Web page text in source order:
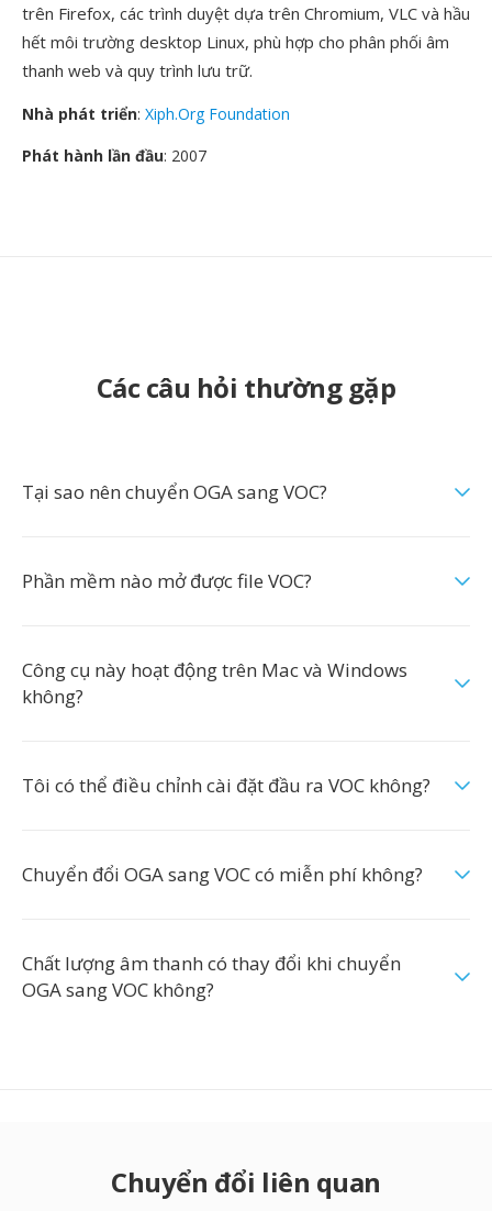
trên Firefox, các trình duyệt dựa trên Chromium, VLC và hầu
hết môi trường desktop Linux, phù hợp cho phân phối âm
thanh web và quy trình lưu trữ.
Nhà phát triển: Xiph.Org Foundation
Phát hành lần đầu: 2007
Các câu hỏi thường gặp
Tại sao nên chuyển OGA sang VOC?
Phần mềm nào mở được file VOC?
Công cụ này hoạt động trên Mac và Windows
không?
Tôi có thể điều chỉnh cài đặt đầu ra VOC không?
Chuyển đổi OGA sang VOC có miễn phí không?
Chất lượng âm thanh có thay đổi khi chuyển
OGA sang VOC không?
Chuyển đổi liên quan